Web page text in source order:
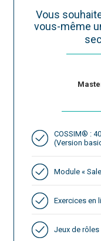
Vous
vous-même
COSSIM® :
(Version
Module «
Exercices en
Jeux de